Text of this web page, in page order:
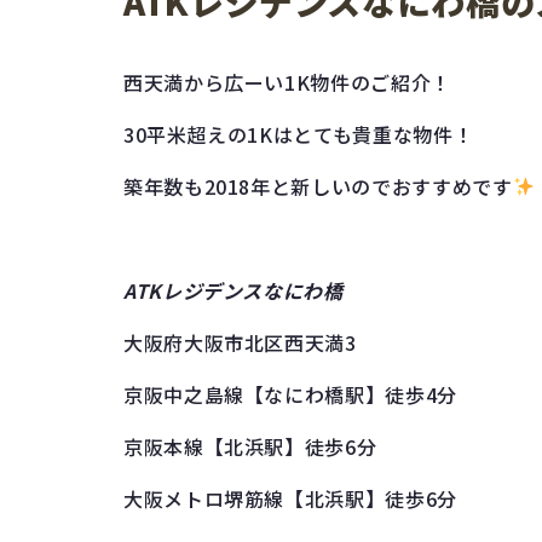
西天満から広ーい1K物件のご紹介！
30平米超えの1Kはとても貴重な物件！
築年数も2018年と新しいのでおすすめです
ATKレジデンスなにわ橋
大阪府大阪市北区西天満3
京阪中之島線【なにわ橋駅】徒歩4分
京阪本線【北浜駅】徒歩6分
大阪メトロ堺筋線【北浜駅】徒歩6分